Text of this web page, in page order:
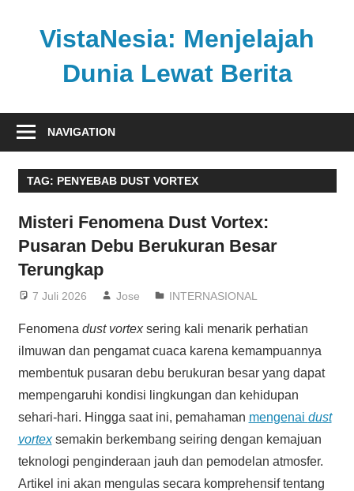
VistaNesia: Menjelajah
Dunia Lewat Berita
nasional
global
dalam
platform
informatif
NAVIGATION
TAG: PENYEBAB DUST VORTEX
Misteri Fenomena Dust Vortex:
Pusaran Debu Berukuran Besar
Terungkap
7 Juli 2026 Jose INTERNASIONAL
Fenomena dust vortexsering kali menarik perhatian
ilmuwan dan pengamat cuaca karena kemampuannya
membentuk pusaran debu berukuran besar yang dapat
mempengaruhi kondisi lingkungan dan kehidupan
sehari-hari. Hingga saat ini, pemahaman mengenai dust
vortexsemakin berkembang seiring dengan kemajuan
teknologi penginderaan jauh dan pemodelan atmosfer.
Artikel ini akan mengulas secara komprehensif tentang